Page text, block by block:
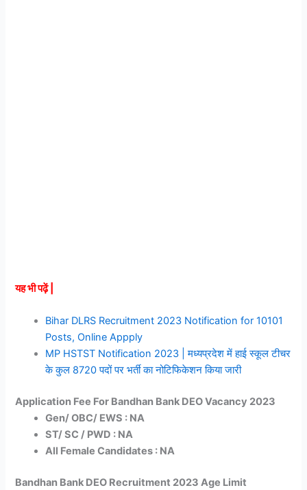
यह भी पढ़ें |
Bihar DLRS Recruitment 2023 Notification for 10101
Posts, Online Appply
MP HSTST Notification 2023 | मध्यप्रदेश में हाई स्कूल टीचर
के कुल 8720 पदों पर भर्ती का नोटिफिकेशन किया जारी
Application Fee For Bandhan Bank DEO Vacancy 2023
Gen/ OBC/ EWS : NA
ST/ SC / PWD : NA
All Female Candidates : NA
Bandhan Bank DEO Recruitment 2023 Age Limit